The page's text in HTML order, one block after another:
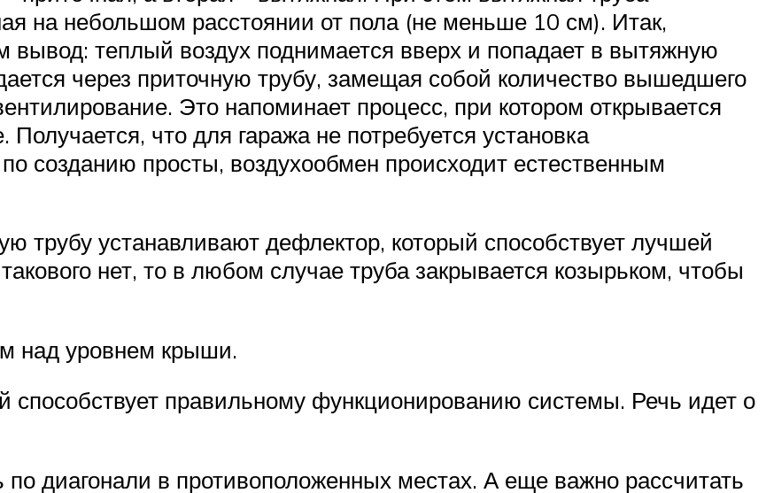
на небольшом расстоянии от пола (не меньше 10 см). Итак,
вывод: теплый воздух поднимается вверх и попадает в вытяжную
через приточную трубу, замещая собой количество вышедшего
Это напоминает процесс, при котором открывается
что для гаража не потребуется установка
созданию просты, воздухообмен происходит естественным
трубу устанавливают дефлектор, который способствует лучшей
нет, то в любом случае труба закрывается козырьком, чтобы
над уровнем крыши.
правильному функционированию системы. Речь идет о
диагонали в противоположенных местах. А еще важно рассчитать